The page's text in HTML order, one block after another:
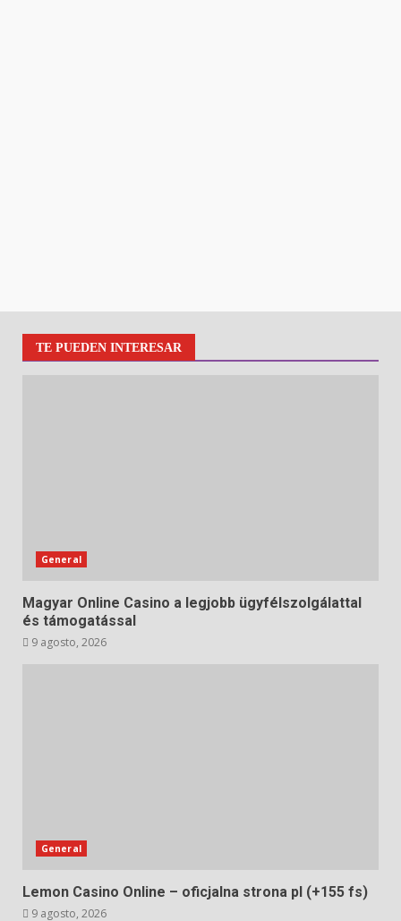
TE PUEDEN INTERESAR
General
Magyar Online Casino a legjobb ügyfélszolgálattal
és támogatással
9 agosto, 2026
General
Lemon Casino Online – oficjalna strona pl (+155 fs)
9 agosto, 2026